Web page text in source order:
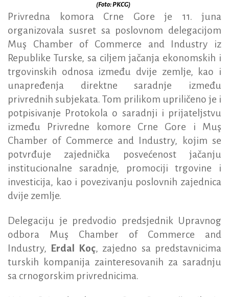
(Foto: PKCG)
Privredna komora Crne Gore je 11. juna
organizovala susret sa poslovnom delegacijom
Muş Chamber of Commerce and Industry iz
Republike Turske, sa ciljem jačanja ekonomskih i
trgovinskih odnosa između dvije zemlje, kao i
unapređenja direktne saradnje između
privrednih subjekata. Tom prilikom upriličeno je i
potpisivanje Protokola o saradnji i prijateljstvu
između Privredne komore Crne Gore i Muş
Chamber of Commerce and Industry, kojim se
potvrđuje zajednička posvećenost jačanju
institucionalne saradnje, promociji trgovine i
investicija, kao i povezivanju poslovnih zajednica
dvije zemlje.
Delegaciju je predvodio predsjednik Upravnog
odbora Muş Chamber of Commerce and
Industry, Erdal Koç, zajedno sa predstavnicima
turskih kompanija zainteresovanih za saradnju
sa crnogorskim privrednicima.